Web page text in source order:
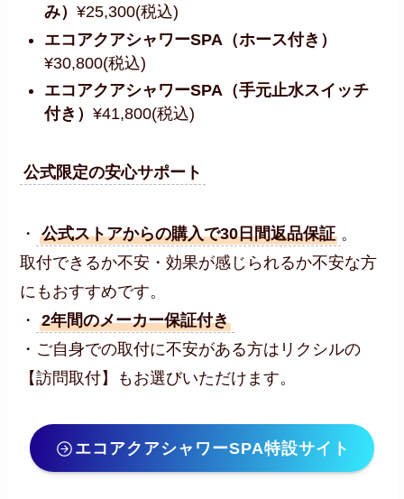
み）¥25,300(税込)
エコアクアシャワーSPA（ホース付き）
¥30,800(税込)
エコアクアシャワーSPA（手元止水スイッチ
付き）¥41,800(税込)
公式限定の安心サポート
・ 公式ストアからの購入で30日間返品保証 。
取付できるか不安・効果が感じられるか不安な方
にもおすすめです。
・
2年間のメーカー保証付き
・ご自身での取付に不安がある方はリクシルの
【訪問取付】もお選びいただけます。
エコアクアシャワーSPA特設サイト